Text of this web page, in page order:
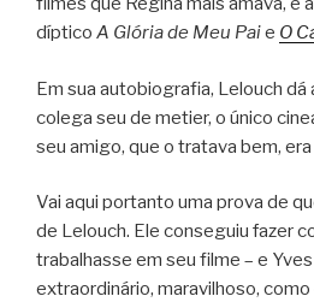
díptico A Glória de Meu Paie O
Em sua autobiografia, Lelouch dá
colega seu de metier, o único
seu amigo, que o tratava bem, era
Vai aqui portanto uma prova de
de Lelouch. Ele conseguiu fazer
trabalhasse em seu filme – e
extraordinário, maravilhoso,